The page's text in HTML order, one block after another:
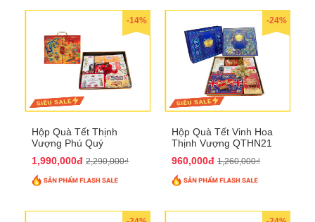
-14%
Hộp Quà Tết Thịnh
Vượng Phú Quý
1,990,000đ 2,290,000₫
-24%
Hộp Quà Tết Vinh Hoa
Thịnh Vượng QTHN21
960,000đ 1,260,000₫